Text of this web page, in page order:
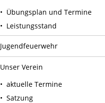
Übungsplan und Termine
Leistungsstand
Jugendfeuerwehr
Unser Verein
aktuelle Termine
Satzung